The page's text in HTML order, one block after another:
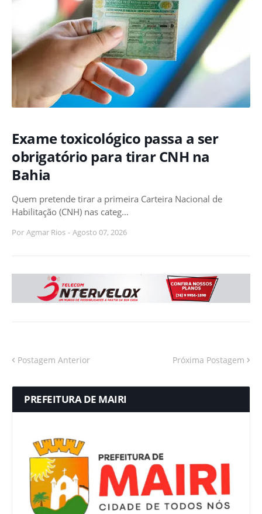
Exame toxicológico passa a ser
obrigatório para tirar CNH na
Bahia
Quem pretende tirar a primeira Carteira Nacional de
Habilitação (CNH) nas categ…
Por Agmar Rios - Agosto 07, 2026
Postagem Anterior Próxima Postagem
PREFEITURA DE MAIRI